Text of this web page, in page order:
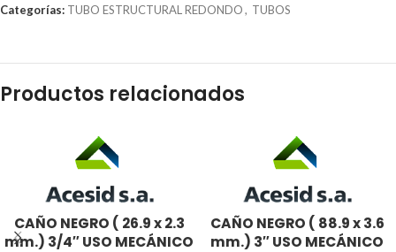
Categorías: TUBO ESTRUCTURAL REDONDO, TUBOS
Productos relacionados
CAÑO NEGRO ( 26.9 x 2.3
mm.) 3/4″ USO MECÁNICO
CAÑO NEGRO ( 88.9 x 3.6
mm.) 3″ USO MECÁNICO